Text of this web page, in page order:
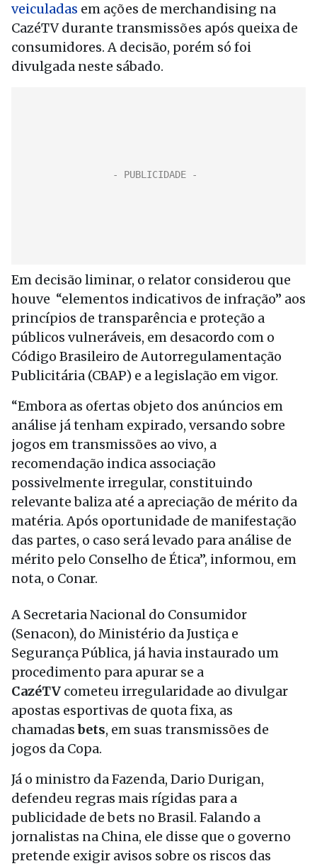
veiculadas em ações de merchandising na
CazéTV durante transmissões após queixa de
consumidores. A decisão, porém só foi
divulgada neste sábado.
Em decisão liminar, o relator considerou que
houve “elementos indicativos de infração” aos
princípios de transparência e proteção a
públicos vulneráveis, em desacordo com o
Código Brasileiro de Autorregulamentação
Publicitária (CBAP) e a legislação em vigor.
“Embora as ofertas objeto dos anúncios em
análise já tenham expirado, versando sobre
jogos em transmissões ao vivo, a
recomendação indica associação
possivelmente irregular, constituindo
relevante baliza até a apreciação de mérito da
matéria. Após oportunidade de manifestação
das partes, o caso será levado para análise de
mérito pelo Conselho de Ética”, informou, em
nota, o Conar.
A Secretaria Nacional do Consumidor
(Senacon), do Ministério da Justiça e
Segurança Pública, já havia instaurado um
procedimento para apurar se a
CazéTV cometeu irregularidade ao divulgar
apostas esportivas de quota fixa, as
chamadasbets, em suas transmissões de
jogos da Copa.
Já o ministro da Fazenda, Dario Durigan,
defendeu regras mais rígidas para a
publicidade de bets no Brasil. Falando a
jornalistas na China, ele disse que o governo
pretende exigir avisos sobre os riscos das